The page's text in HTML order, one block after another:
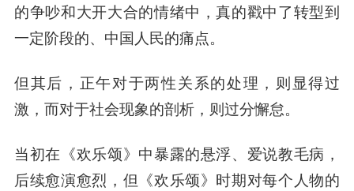
的争吵和大开大合的情绪中，真的戳中了转型到
一定阶段的、中国人民的痛点。
但其后，正午对于两性关系的处理，则显得过
激，而对于社会现象的剖析，则过分懈怠。
当初在《欢乐颂》中暴露的悬浮、爱说教毛病，
后续愈演愈烈，但《欢乐颂》时期对每个人物的